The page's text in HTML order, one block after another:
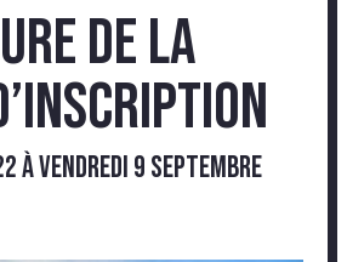
de la
àvendredi 9 septembre